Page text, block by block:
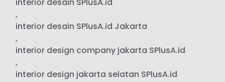
,
interior desain SPlusA.id Jakarta
,
interior design company jakarta SPlusA.id
,
interior design jakarta selatan SPlusA.id